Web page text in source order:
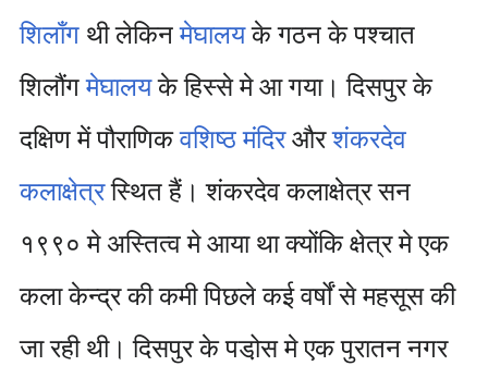
शिलाँगथी लेकिनमेघालयके गठन के पश्चात
शिलौंगमेघालयके हिस्से मे आ गया। दिसपुर के
दक्षिण में पौराणिकवशिष्ठ मंदिरऔरशंकरदेव
कलाक्षेत्रस्थित हैं। शंकरदेव कलाक्षेत्र सन
१९९० मे अस्तित्व मे आया था क्योंकि क्षेत्र मे एक
कला केन्द्र की कमी पिछले कई वर्षों से महसूस की
जा रही थी। दिसपुर के पडो़स मे एक पुरातन नगर